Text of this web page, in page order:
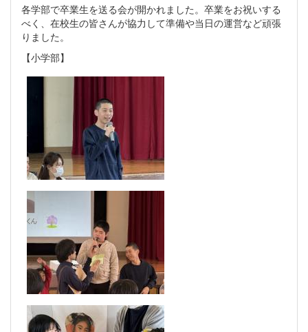
各学部で卒業生を送る会が開かれました。卒業をお祝いする
べく、在校生の皆さんが協力して準備や当日の運営など頑張
りました。
【小学部】